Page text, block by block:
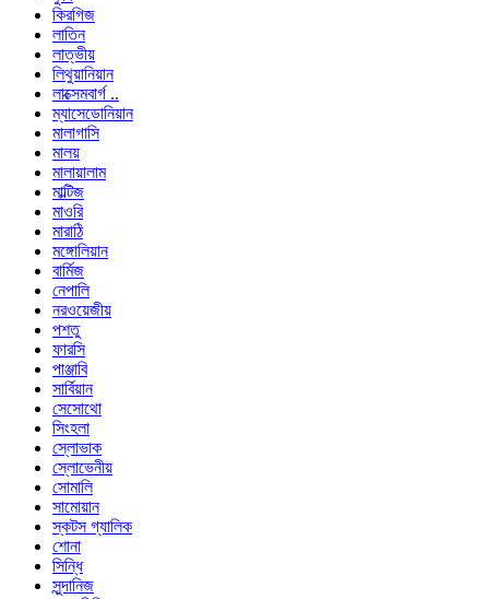
কিরগিজ
লাতিন
লাত্ভীয়
লিথুয়ানিয়ান
লাক্সেমবার্গ ..
ম্যাসেডোনিয়ান
মালাগাসি
মালয়
মালায়ালাম
মাল্টিজ
মাওরি
মারাঠি
মঙ্গোলিয়ান
বার্মিজ
নেপালি
নরওয়েজীয়
পশতু
ফারসি
পাঞ্জাবি
সার্বিয়ান
সেসোথো
সিংহলা
স্লোভাক
স্লোভেনীয়
সোমালি
সামোয়ান
স্কটস গ্যালিক
শোনা
সিন্ধি
সুন্দানিজ